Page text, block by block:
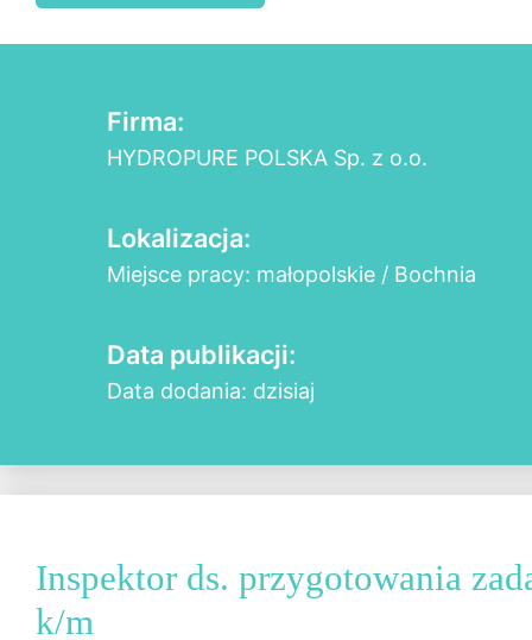
Firma:
HYDROPURE POLSKA Sp. z o.o.
Lokalizacja:
Miejsce pracy: małopolskie / Bochnia
Data publikacji:
Data dodania: dzisiaj
Inspektor ds. przygotowania
k/m